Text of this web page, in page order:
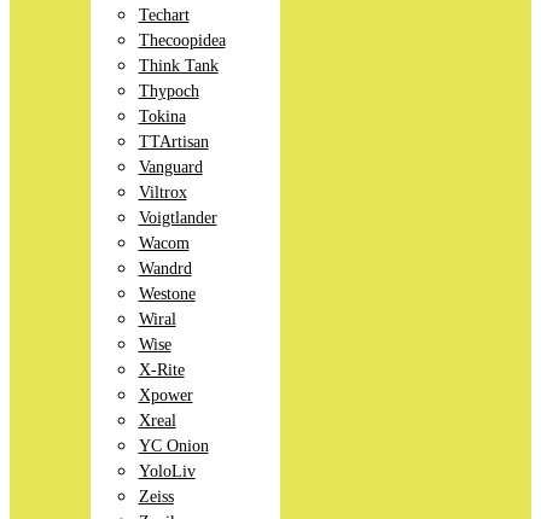
Techart
Thecoopidea
Think Tank
Thypoch
Tokina
TTArtisan
Vanguard
Viltrox
Voigtlander
Wacom
Wandrd
Westone
Wiral
Wise
X-Rite
Xpower
Xreal
YC Onion
YoloLiv
Zeiss